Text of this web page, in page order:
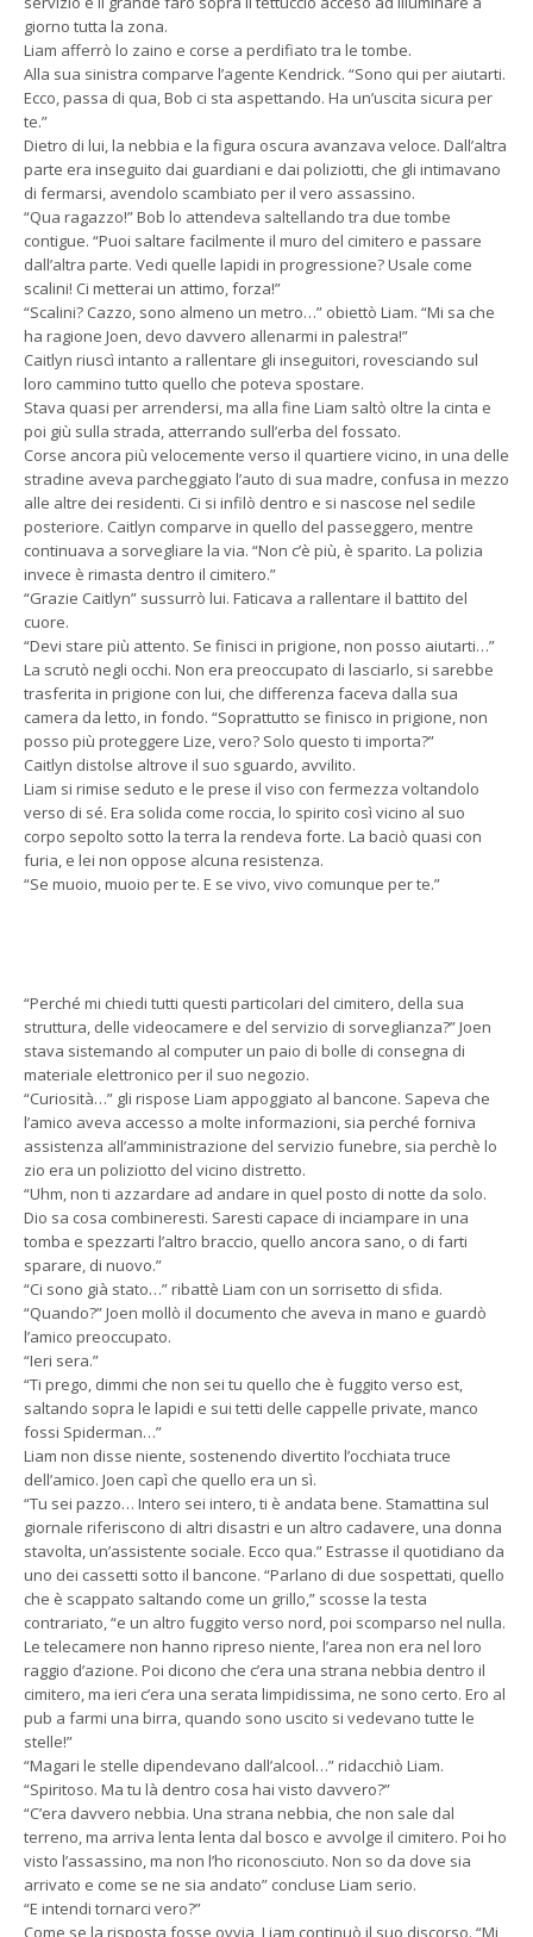
giorno tutta la zona.
Liam afferrò lo zaino e corse a perdifiato tra le tombe.
Alla sua sinistra comparve l’agente Kendrick. “Sono qui per aiutarti.
Ecco, passa di qua, Bob ci sta aspettando. Ha un’uscita sicura per
te.”
Dietro di lui, la nebbia e la figura oscura avanzava veloce. Dall’altra
parte era inseguito dai guardiani e dai poliziotti, che gli intimavano
di fermarsi, avendolo scambiato per il vero assassino.
“Qua ragazzo!” Bob lo attendeva saltellando tra due tombe
contigue. “Puoi saltare facilmente il muro del cimitero e passare
dall’altra parte. Vedi quelle lapidi in progressione? Usale come
scalini! Ci metterai un attimo, forza!”
“Scalini? Cazzo, sono almeno un metro…” obiettò Liam. “Mi sa che
ha ragione Joen, devo davvero allenarmi in palestra!”
Caitlyn riuscì intanto a rallentare gli inseguitori, rovesciando sul
loro cammino tutto quello che poteva spostare.
Stava quasi per arrendersi, ma alla fine Liam saltò oltre la cinta e
poi giù sulla strada, atterrando sull’erba del fossato.
Corse ancora più velocemente verso il quartiere vicino, in una delle
stradine aveva parcheggiato l’auto di sua madre, confusa in mezzo
alle altre dei residenti. Ci si infilò dentro e si nascose nel sedile
posteriore. Caitlyn comparve in quello del passeggero, mentre
continuava a sorvegliare la via. “Non c’è più, è sparito. La polizia
invece è rimasta dentro il cimitero.”
“Grazie Caitlyn” sussurrò lui. Faticava a rallentare il battito del
cuore.
“Devi stare più attento. Se finisci in prigione, non posso aiutarti…”
La scrutò negli occhi. Non era preoccupato di lasciarlo, si sarebbe
trasferita in prigione con lui, che differenza faceva dalla sua
camera da letto, in fondo. “Soprattutto se finisco in prigione, non
posso più proteggere Lize, vero? Solo questo ti importa?”
Caitlyn distolse altrove il suo sguardo, avvilito.
Liam si rimise seduto e le prese il viso con fermezza voltandolo
verso di sé. Era solida come roccia, lo spirito così vicino al suo
corpo sepolto sotto la terra la rendeva forte. La baciò quasi con
furia, e lei non oppose alcuna resistenza.
“Se muoio, muoio per te. E se vivo, vivo comunque per te.”
“Perché mi chiedi tutti questi particolari del cimitero, della sua
struttura, delle videocamere e del servizio di sorveglianza?” Joen
stava sistemando al computer un paio di bolle di consegna di
materiale elettronico per il suo negozio.
“Curiosità…” gli rispose Liam appoggiato al bancone. Sapeva che
l’amico aveva accesso a molte informazioni, sia perché forniva
assistenza all’amministrazione del servizio funebre, sia perchè lo
zio era un poliziotto del vicino distretto.
“Uhm, non ti azzardare ad andare in quel posto di notte da solo.
Dio sa cosa combineresti. Saresti capace di inciampare in una
tomba e spezzarti l’altro braccio, quello ancora sano, o di farti
sparare, di nuovo.”
“Ci sono già stato…” ribattè Liam con un sorrisetto di sfida.
“Quando?” Joen mollò il documento che aveva in mano e guardò
l’amico preoccupato.
“Ieri sera.”
“Ti prego, dimmi che non sei tu quello che è fuggito verso est,
saltando sopra le lapidi e sui tetti delle cappelle private, manco
fossi Spiderman…”
Liam non disse niente, sostenendo divertito l’occhiata truce
dell’amico. Joen capì che quello era un sì.
“Tu sei pazzo… Intero sei intero, ti è andata bene. Stamattina sul
giornale riferiscono di altri disastri e un altro cadavere, una donna
stavolta, un’assistente sociale. Ecco qua.” Estrasse il quotidiano da
uno dei cassetti sotto il bancone. “Parlano di due sospettati, quello
che è scappato saltando come un grillo,” scosse la testa
contrariato, “e un altro fuggito verso nord, poi scomparso nel nulla.
Le telecamere non hanno ripreso niente, l’area non era nel loro
raggio d’azione. Poi dicono che c’era una strana nebbia dentro il
cimitero, ma ieri c’era una serata limpidissima, ne sono certo. Ero al
pub a farmi una birra, quando sono uscito si vedevano tutte le
stelle!”
“Magari le stelle dipendevano dall’alcool…” ridacchiò Liam.
“Spiritoso. Ma tu là dentro cosa hai visto davvero?”
“C’era davvero nebbia. Una strana nebbia, che non sale dal
terreno, ma arriva lenta lenta dal bosco e avvolge il cimitero. Poi ho
visto l’assassino, ma non l’ho riconosciuto. Non so da dove sia
arrivato e come se ne sia andato” concluse Liam serio.
“E intendi tornarci vero?”
Come se la risposta fosse ovvia, Liam continuò il suo discorso. “Mi